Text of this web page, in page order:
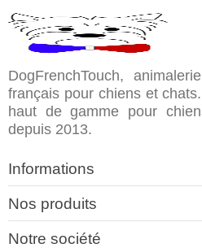
DogFrenchTouch,
français pour chiens et
haut de gamme pour
depuis 2013.
Informations
Nos produits
Notre société